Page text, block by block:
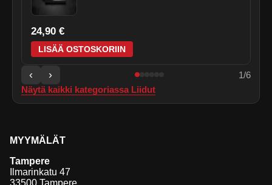
24,90 €
LISÄÄ OSTOSKORIIN
‹ › 1/6
Näytä kaikki kategoriassa Liidut
MYYMÄLÄT
Tampere
Ilmarinkatu 47
33500 Tampere